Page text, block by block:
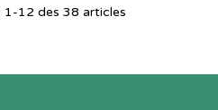
1-12 des 38 articles